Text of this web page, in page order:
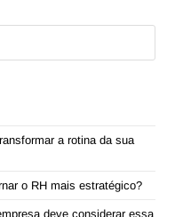
a rotina da sua
o RH mais estratégico?
deve considerar essa